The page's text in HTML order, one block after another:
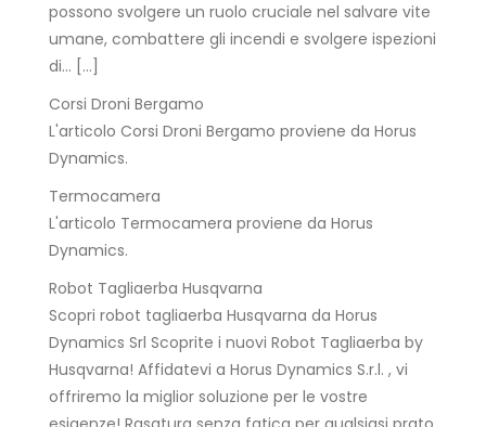
possono svolgere un ruolo cruciale nel salvare vite
umane, combattere gli incendi e svolgere ispezioni
di… […]
Corsi Droni Bergamo
L'articolo Corsi Droni Bergamo proviene da Horus
Dynamics.
Termocamera
L'articolo Termocamera proviene da Horus
Dynamics.
Robot Tagliaerba Husqvarna
Scopri robot tagliaerba Husqvarna da Horus
Dynamics Srl Scoprite i nuovi Robot Tagliaerba by
Husqvarna! Affidatevi a Horus Dynamics S.r.l. , vi
offriremo la miglior soluzione per le vostre